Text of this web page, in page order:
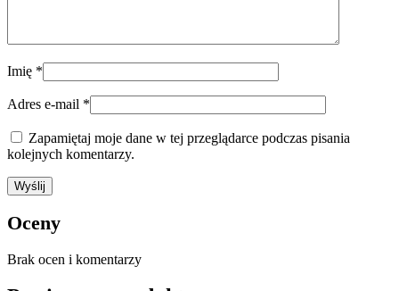
Imię *
Adres e-mail *
Zapamiętaj moje dane w tej przeglądarce podczas pisania
kolejnych komentarzy.
Oceny
Brak ocen i komentarzy